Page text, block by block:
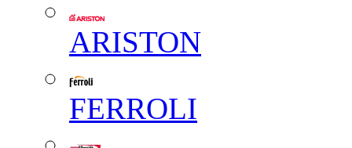
ARISTON
FERROLI